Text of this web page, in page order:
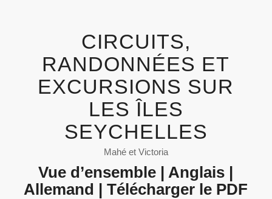
CIRCUITS,
RANDONNÉES ET
EXCURSIONS SUR
LES ÎLES
SEYCHELLES
Mahé et Victoria
Vue d’ensemble | Anglais |
Allemand |Télécharger le PDF